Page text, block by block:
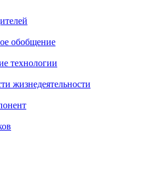
обобщение
технологии
жизнедеятельности